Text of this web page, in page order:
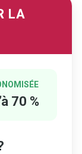
LA
70 %